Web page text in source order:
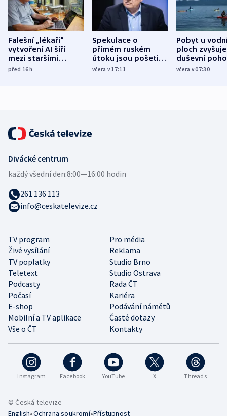
Falešní „lékaři“
vytvoření AI šíří
mezi staršími
Poláky nebezpečné
před 16h
Spekulace o
přímém ruském
útoku jsou pošetilé,
míní estonský
včera v 17:11
Pobyt u
ploch zvyšuje
duševní
ukázala
včera v 07:30
Instagram Facebook YouTube X Threads
TV program
Pro média
Živé vysílání
Reklama
TV poplatky
Studio Brno
Teletext
Studio Ostrava
Podcasty
Rada ČT
Počasí
Kariéra
E-shop
Podávání námětů
Mobilní a TV aplikace
Časté dotazy
Vše o ČT
Kontakty
Divácké centrum
každý všední den:8:00—16:00 hodin
261 136 113
info@ceskatelevize.cz
© Česká televize
English•Ochrana soukromí•Přístupnost